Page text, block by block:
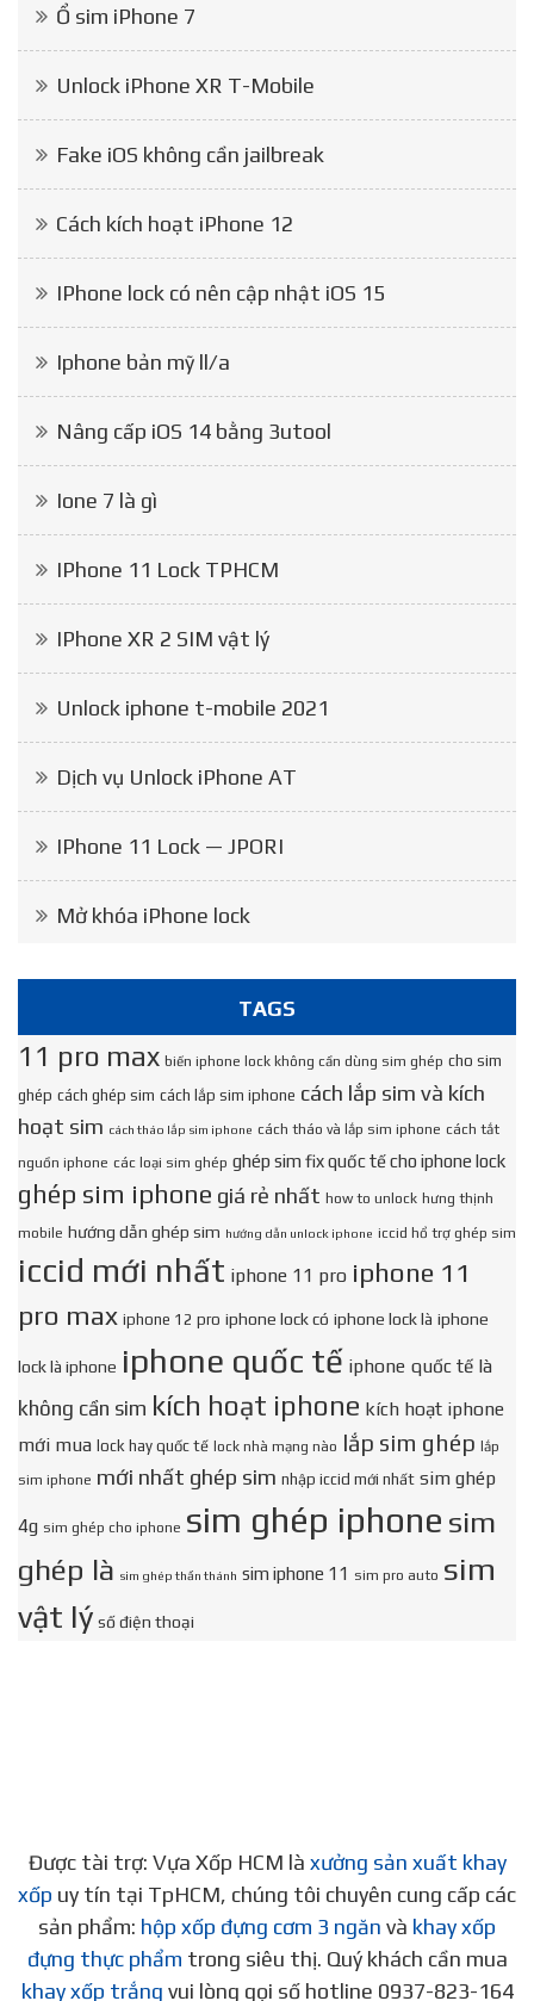
Ổ sim iPhone 7
Unlock iPhone XR T-Mobile
Fake iOS không cần jailbreak
Cách kích hoạt iPhone 12
IPhone lock có nên cập nhật iOS 15
Iphone bản mỹ ll/a
Nâng cấp iOS 14 bằng 3utool
Ione 7 là gì
IPhone 11 Lock TPHCM
IPhone XR 2 SIM vật lý
Unlock iphone t-mobile 2021
Dịch vụ Unlock iPhone AT
IPhone 11 Lock — JPORI
Mở khóa iPhone lock
TAGS
11 pro max biến iphone lock không cần dùng sim ghép cho sim
ghép cách ghép sim cách lắp sim iphone cách lắp sim và kích
hoạt sim cách tháo lắp sim iphone cách tháo và lắp sim iphone cách tắt
nguồn iphone các loại sim ghép ghép sim fix quốc tế cho iphone lock
ghép sim iphone giá rẻ nhất how to unlock hưng thịnh
mobile hướng dẫn ghép sim hướng dẫn unlock iphone iccid hổ trợ ghép sim
iccid mới nhất iphone 11 pro iphone 11
pro max iphone 12 pro iphone lock có iphone lock là iphone
lock là iphone iphone quốc tế iphone quốc tế là
không cần sim kích hoạt iphone kích hoạt iphone
mới mua lock hay quốc tế lock nhà mạng nào lắp sim ghép lắp
sim iphone mới nhất ghép sim nhập iccid mới nhất sim ghép
4g sim ghép cho iphone sim ghép iphone sim
ghép là sim ghép thần thánh sim iphone 11 sim pro auto sim
vật lý số điện thoại
Được tài trợ: Vựa Xốp HCM là xưởng sản xuất khay
xốp uy tín tại TpHCM, chúng tôi chuyên cung cấp các
sản phẩm: hộp xốp đựng cơm 3 ngăn và khay xốp
đựng thực phẩm trong siêu thị. Quý khách cần mua
khay xốp trắng vui lòng gọi số hotline 0937-823-164